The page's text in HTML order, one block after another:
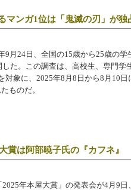
マンガ1位は「鬼滅の刃」が独
月24日、全国の15歳から25歳の学
た。この調査は、高校生、専門学
対象に、2025年8月8日から8月10
ものだ。
賞は阿部暁子氏の『カフネ』
年本屋大賞」の発表会が4月9日